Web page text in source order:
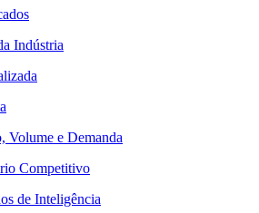
Indústria
Volume e Demanda
Competitivo
de Inteligência